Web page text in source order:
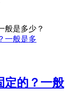
般是多少？
定的？一般